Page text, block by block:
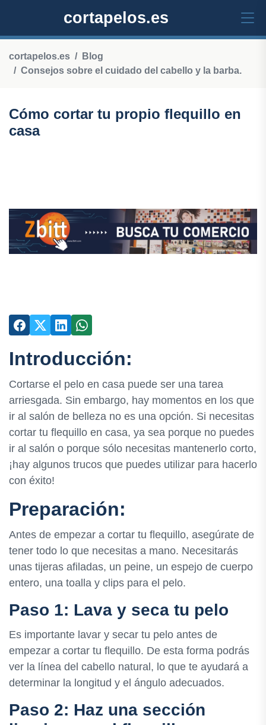
cortapelos.es
cortapelos.es
Blog
Consejos sobre el cuidado del cabello y la barba.
Cómo cortar tu propio flequillo en
casa
Introducción:
Cortarse el pelo en casa puede ser una tarea
arriesgada. Sin embargo, hay momentos en los que
ir al salón de belleza no es una opción. Si necesitas
cortar tu flequillo en casa, ya sea porque no puedes
ir al salón o porque sólo necesitas mantenerlo corto,
¡hay algunos trucos que puedes utilizar para hacerlo
con éxito!
Preparación:
Antes de empezar a cortar tu flequillo, asegúrate de
tener todo lo que necesitas a mano. Necesitarás
unas tijeras afiladas, un peine, un espejo de cuerpo
entero, una toalla y clips para el pelo.
Paso 1: Lava y seca tu pelo
Es importante lavar y secar tu pelo antes de
empezar a cortar tu flequillo. De esta forma podrás
ver la línea del cabello natural, lo que te ayudará a
determinar la longitud y el ángulo adecuados.
Paso 2: Haz una sección